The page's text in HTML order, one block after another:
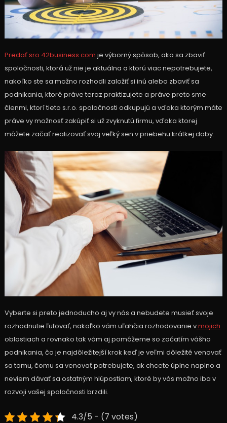
Predať sro 42business.com je výborný spôsob, ako sa zbaviť
spoločnosti, ktorá už nie je aktuálna a ktorú viac nepotrebujete,
nakoľko ste sa možno rozhodli založiť si inú alebo zbaviť sa
podnikania, ktoré práve teraz praktizujete a práve preto sme
členmi, ktorí tieto s.r.o. spoločnosti odkupujú a vďaka ktorým máte
práve vy možnosť zakúpiť si už zvyknutú firmu, vďaka ktorej
môžete začať realizovať svoj veľký sen v priebehu krátkej doby.
Vyberte si preto jednoducho aj vy nás a nebudete musieť svoje
rozhodnutie ľutovať, nakoľko vám uľahčia rozhodovanie vmojich
oblastiach a rovnako tak vám aj pomôžeme so začatím vášho
podnikania, čo je najdôležitejší krok keď je veľmi dôležité venovať
sa tomu, čomu sa venovať potrebujete, ak chcete úplne naplno a
neviem dávať sa ostatným hlúpostiam, ktoré by vás možno iba v
rozvoji vašej spoločnosti brzdili.
4.3/5 - (7 votes)